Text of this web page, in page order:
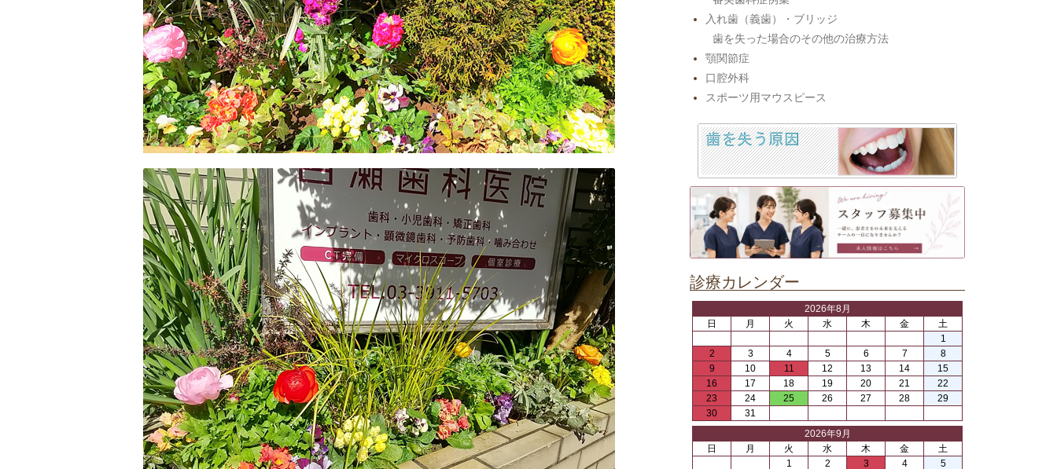
入れ歯（義歯）・ブリッジ
歯を失った場合のその他の治療方法
顎関節症
口腔外科
スポーツ用マウスピース
診療カレンダー
2026年8月
日
月 火 水 木 金
土
1
2
3 4 5 6 7
8
9
10 11 12 13 14
15
16
17 18 19 20 21
22
23
24 25 26 27 28
29
30
31
2026年9月
日
月 火 水 木 金
土
1
2 3 4
5